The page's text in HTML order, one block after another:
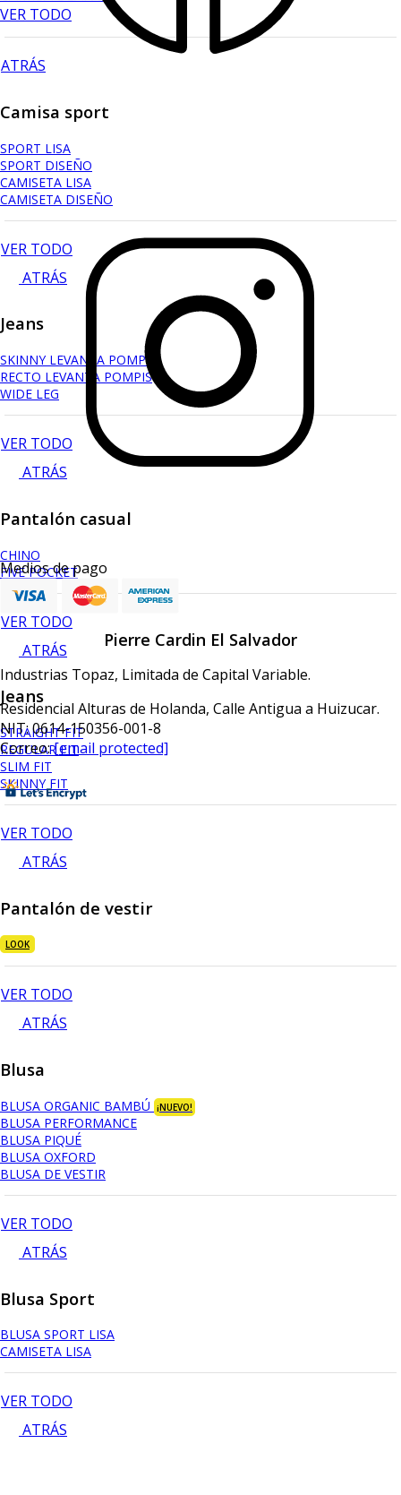
VER TODO
ATRÁS
Camisa sport
SPORT LISA
SPORT DISEÑO
CAMISETA LISA
CAMISETA DISEÑO
VER TODO
ATRÁS
Jeans
SKINNY LEVANTA POMPIS
RECTO LEVANTA POMPIS
WIDE LEG
VER TODO
ATRÁS
Pantalón casual
CHINO
FIVE POCKET
VER TODO
ATRÁS
Jeans
STRAIGHT FIT
REGULAR FIT
SLIM FIT
SKINNY FIT
VER TODO
ATRÁS
Pantalón de vestir
LOOK
VER TODO
ATRÁS
Blusa
BLUSA ORGANIC BAMBÚ ¡NUEVO!
BLUSA PERFORMANCE
BLUSA PIQUÉ
BLUSA OXFORD
BLUSA DE VESTIR
VER TODO
ATRÁS
Blusa Sport
BLUSA SPORT LISA
CAMISETA LISA
VER TODO
ATRÁS
Medios de pago
Pierre Cardin El Salvador
Industrias Topaz, Limitada de Capital Variable.
Residencial Alturas de Holanda, Calle Antigua a Huizucar.
NIT: 0614-150356-001-8
Correo:[email protected]